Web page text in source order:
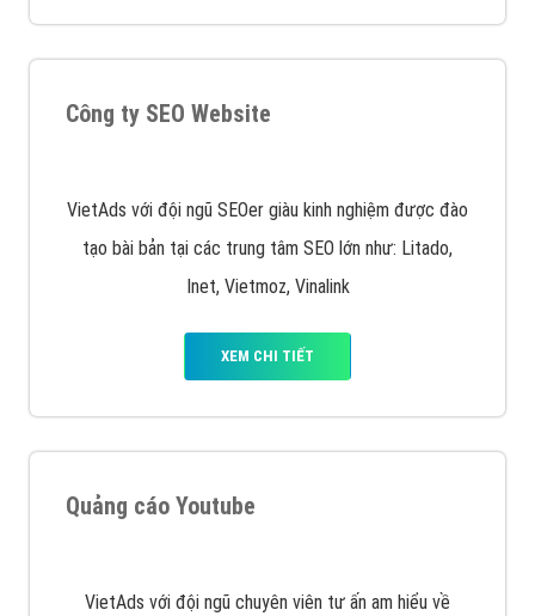
Quảng cáo Remarketing
muốn đặt Banner